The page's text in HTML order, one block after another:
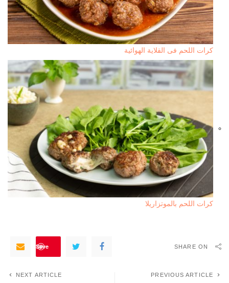
كرات اللحم فى القلاية الهوائية
كرات اللحم بالموتزاريلا
SHARE ON
Save
PREVIOUS ARTICLE
NEXT ARTICLE